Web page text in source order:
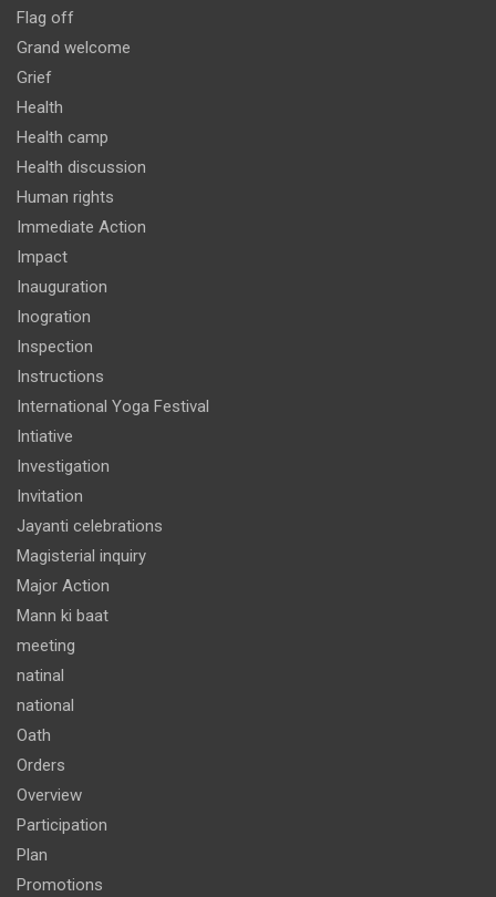
Flag off
Grand welcome
Grief
Health
Health camp
Health discussion
Human rights
Immediate Action
Impact
Inauguration
Inogration
Inspection
Instructions
International Yoga Festival
Intiative
Investigation
Invitation
Jayanti celebrations
Magisterial inquiry
Major Action
Mann ki baat
meeting
natinal
national
Oath
Orders
Overview
Participation
Plan
Promotions